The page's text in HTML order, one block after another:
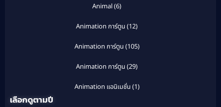
Animal(6)
Animation การ์ตูน (12)
Animation การ์ตูน (105)
Animation การ์ตูน (29)
Animation แอนิเมชั่น (1)
เลือกดูตามปี